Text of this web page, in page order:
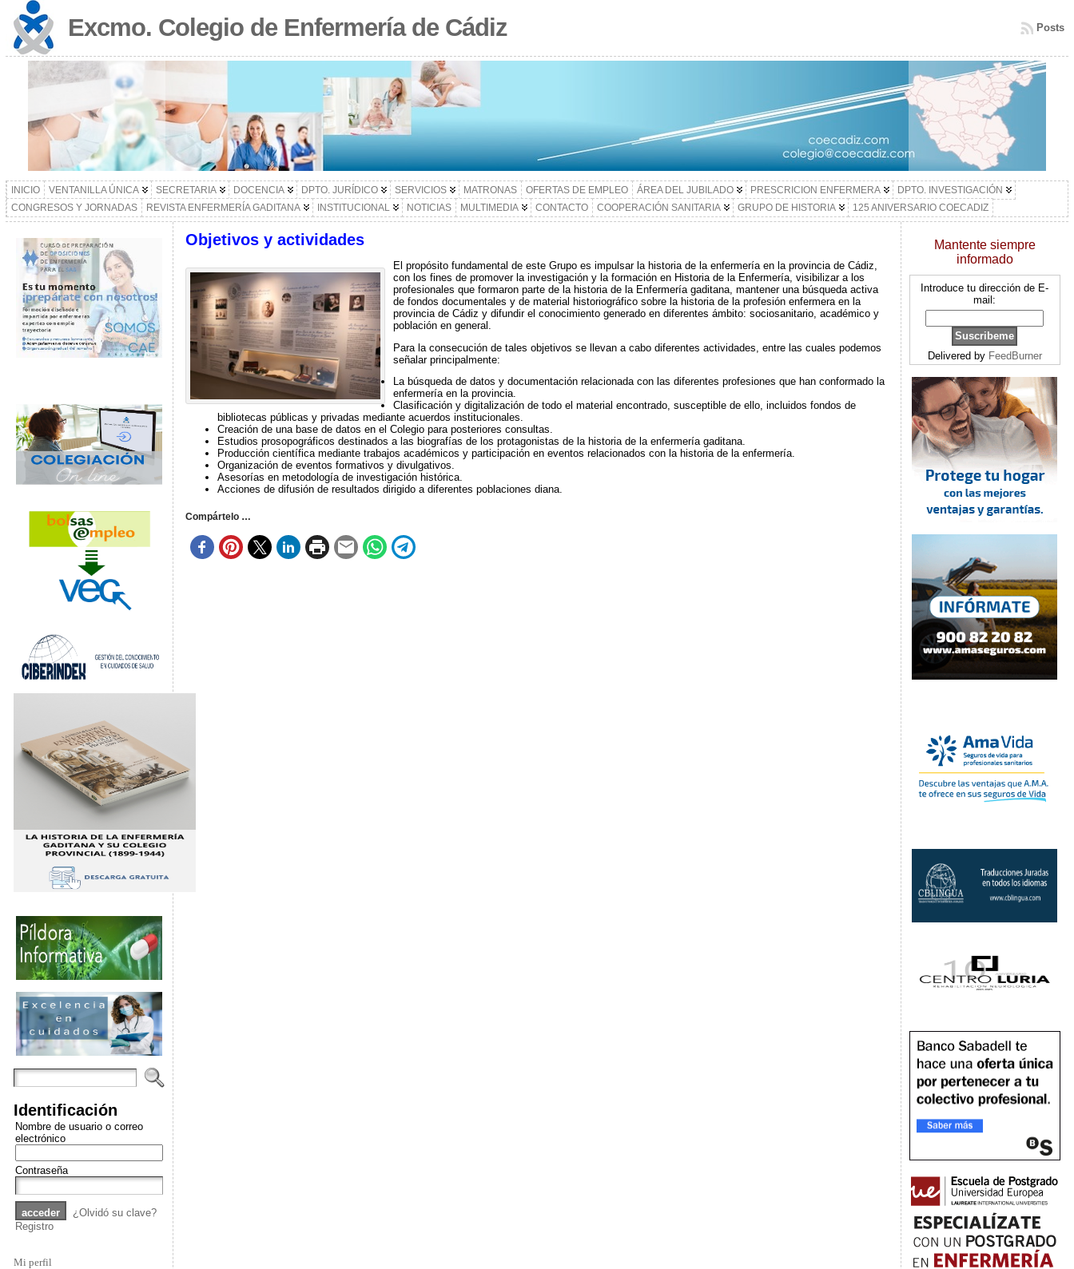
Excmo. Colegio de Enfermería de Cádiz Posts
INICIO VENTANILLA ÚNICA SECRETARIA DOCENCIA DPTO. JURÍDICO SERVICIOS MATRONAS OFERTAS DE EMPLEO ÁREA DEL JUBILADO PRESCRICION ENFERMERA
DPTO. INVESTIGACIÓN
CONGRESOS Y JORNADAS
REVISTA ENFERMERÍA GADITANA INSTITUCIONAL NOTICIAS MULTIMEDIA CONTACTO COOPERACIÓN SANITARIA GRUPO DE HISTORIA 125 ANIVERSARIO COECADIZ
Identificación
Nombre de usuario o correo
electrónico
Contraseña
¿Olvidó su clave?
Registro
Mi perfil
Objetivos y actividades
El propósito fundamental de este Grupo es impulsar la historia de la enfermería en la provincia de Cádiz,
con los fines de promover la investigación y la formación en Historia de la Enfermería, visibilizar a los
profesionales que formaron parte de la historia de la Enfermería gaditana, mantener una búsqueda activa
de fondos documentales y de material historiográfico sobre la historia de la profesión enfermera en la
provincia de Cádiz y difundir el conocimiento generado en diferentes ámbito: sociosanitario, académico y
población en general.
Para la consecución de tales objetivos se llevan a cabo diferentes actividades, entre las cuales podemos
señalar principalmente:
La búsqueda de datos y documentación relacionada con las diferentes profesiones que han conformado la
enfermería en la provincia.
Clasificación y digitalización de todo el material encontrado, susceptible de ello, incluidos fondos de
bibliotecas públicas y privadas mediante acuerdos institucionales.
Creación de una base de datos en el Colegio para posteriores consultas.
Estudios prosopográficos destinados a las biografías de los protagonistas de la historia de la enfermería gaditana.
Producción científica mediante trabajos académicos y participación en eventos relacionados con la historia de la enfermería.
Organización de eventos formativos y divulgativos.
Asesorías en metodología de investigación histórica.
Acciones de difusión de resultados dirigido a diferentes poblaciones diana.
Compártelo …
Mantente siempre
informado
Introduce tu dirección de E-
mail:
Delivered by FeedBurner